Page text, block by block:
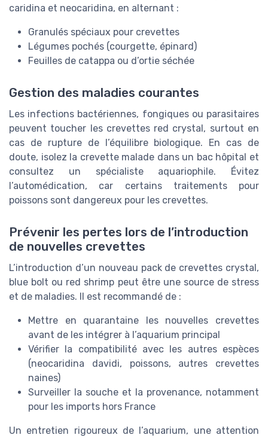
caridina et neocaridina, en alternant :
Granulés spéciaux pour crevettes
Légumes pochés (courgette, épinard)
Feuilles de catappa ou d’ortie séchée
Gestion des maladies courantes
Les infections bactériennes, fongiques ou parasitaires
peuvent toucher les crevettes red crystal, surtout en
cas de rupture de l’équilibre biologique. En cas de
doute, isolez la crevette malade dans un bac hôpital et
consultez un spécialiste aquariophile. Évitez
l’automédication, car certains traitements pour
poissons sont dangereux pour les crevettes.
Prévenir les pertes lors de l’introduction
de nouvelles crevettes
L’introduction d’un nouveau pack de crevettes crystal,
blue bolt ou red shrimp peut être une source de stress
et de maladies. Il est recommandé de :
Mettre en quarantaine les nouvelles crevettes
avant de les intégrer à l’aquarium principal
Vérifier la compatibilité avec les autres espèces
(neocaridina davidi, poissons, autres crevettes
naines)
Surveiller la souche et la provenance, notamment
pour les imports hors France
Un entretien rigoureux de l’aquarium, une attention